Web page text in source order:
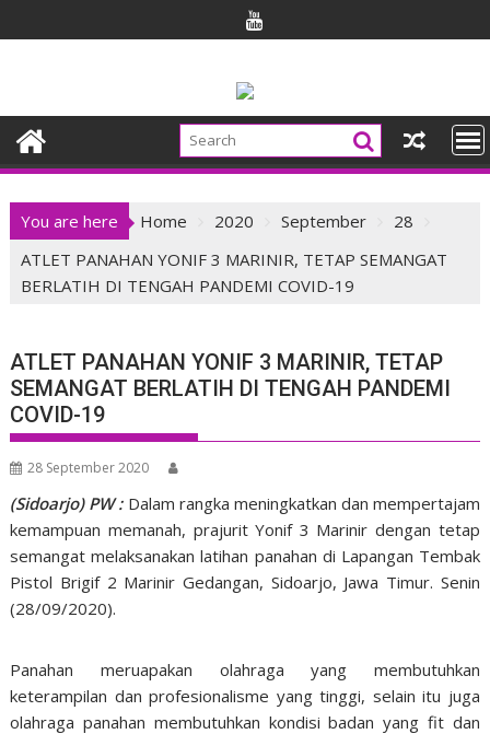
to
You are here Home 2020 September
28
ATLET PANAHAN YONIF 3 MARINIR, TETAP SEMANGAT
BERLATIH DI TENGAH PANDEMI COVID-19
ATLET PANAHAN YONIF 3 MARINIR, TETAP
SEMANGAT BERLATIH DI TENGAH PANDEMI
COVID-19
28 September 2020
(Sidoarjo) PW :Dalam rangka meningkatkan dan mempertajam
kemampuan memanah, prajurit Yonif 3 Marinir dengan tetap
semangat melaksanakan latihan panahan di Lapangan Tembak
Pistol Brigif 2 Marinir Gedangan, Sidoarjo, Jawa Timur. Senin
(28/09/2020).
Panahan meruapakan olahraga yang membutuhkan
keterampilan dan profesionalisme yang tinggi, selain itu juga
olahraga panahan membutuhkan kondisi badan yang fit dan